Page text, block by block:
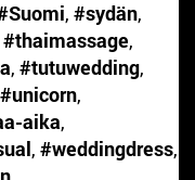
, #sydän,
#thaimassage,
, #tutuwedding,
#unicorn,
aika,
, #weddingdress,